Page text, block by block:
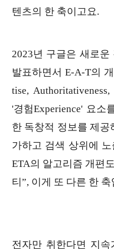
텐츠의 한 축이고요.
2023년 구글은 새로
발표하면서 E-A-T의
tise,
'경험Experience' 요소
한 독창적 정보를 제공
가하고 검색 상위에
ETA의 알고리즘 개편
티”, 이게 또 다른 한 축
전자만 취한다면 지